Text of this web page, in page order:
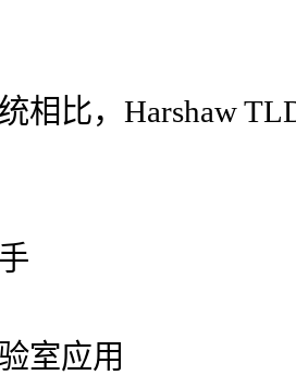
相比，Harshaw
室应用